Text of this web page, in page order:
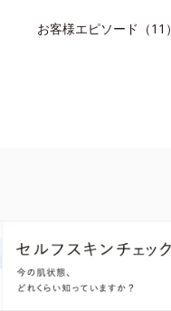
お客様エピソード（11）